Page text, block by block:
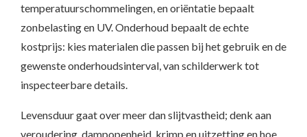
temperatuurschommelingen, en oriëntatie bepaalt
zonbelasting en UV. Onderhoud bepaalt de echte
kostprijs: kies materialen die passen bij het gebruik en de
gewenste onderhoudsinterval, van schilderwerk tot
inspecteerbare details.
Levensduur gaat over meer dan slijtvastheid; denk aan
veroudering, dampopenheid, krimp en uitzetting en hoe